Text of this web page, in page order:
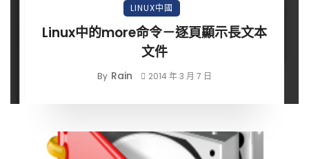
LINUX中國
Linux中的more命令－逐頁顯示長文本
文件
By Rain 2014 年 3 月 7 日